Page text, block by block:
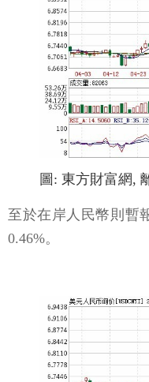
圖: 東方財富網,
至於在岸人民幣則暫
0.46%。